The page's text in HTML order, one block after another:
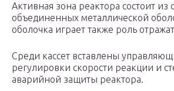
Активная зона реактора состоит из
объединенных металлической
оболочка играет также роль
Среди кассет вставлены
регулировки скорости реакции и
аварийной защиты реактора.